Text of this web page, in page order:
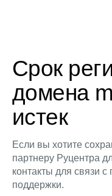
Срок
домена
истек
Если вы хотите
партнеру Руцентра
контакты для связи
поддержки.